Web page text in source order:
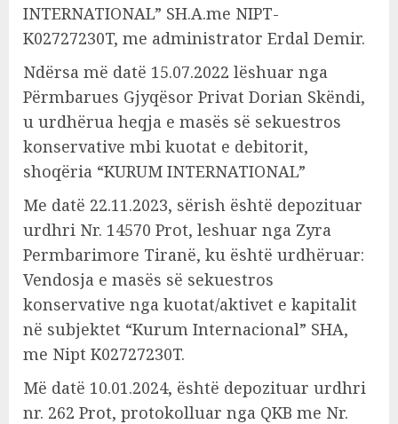
INTERNATIONAL” SH.A.me NIPT-
K02727230T, me administrator Erdal Demir.
Ndërsa më datë 15.07.2022 lëshuar nga
Përmbarues Gjyqësor Privat Dorian Skëndi,
u urdhërua heqja e masës së sekuestros
konservative mbi kuotat e debitorit,
shoqëria “KURUM INTERNATIONAL”
Me datë 22.11.2023, sërish është depozituar
urdhri Nr. 14570 Prot, leshuar nga Zyra
Permbarimore Tiranë, ku është urdhëruar:
Vendosja e masës së sekuestros
konservative nga kuotat/aktivet e kapitalit
në subjektet “Kurum Internacional” SHA,
me Nipt K02727230T.
Më datë 10.01.2024, është depozituar urdhri
nr. 262 Prot, protokolluar nga QKB me Nr.